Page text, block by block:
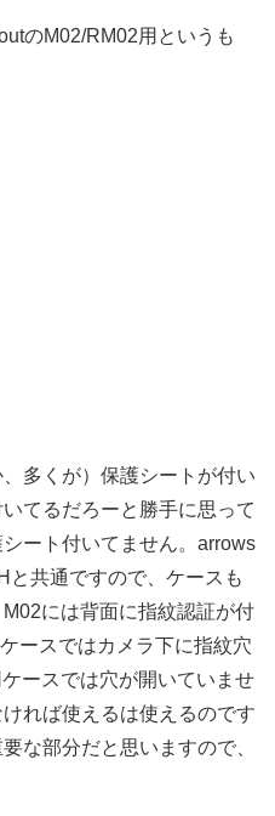
のM02/RM02用というも
多くが）保護シートが付い
てるだろーと勝手に思って
ート付いてません。arrows
と共通ですので、ケースも
には背面に指紋認証が付
ースではカメラ下に指紋穴
ースでは穴が開いていませ
れば使えるは使えるのです
な部分だと思いますので、